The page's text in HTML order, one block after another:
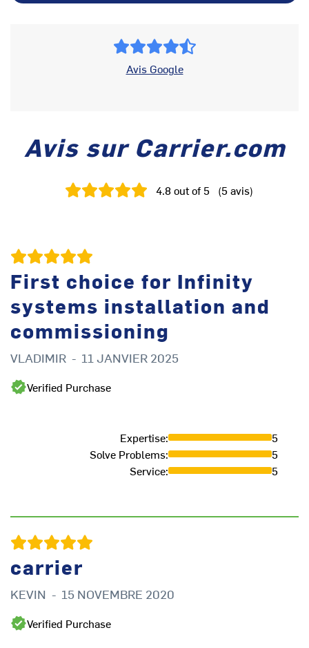
Avis Google
Avis sur Carrier.com
4.8out of 5 (5 avis)
First choice for Infinity
systems installation and
commissioning
VLADIMIR - 11 JANVIER 2025
Verified Purchase
Expertise:
5
Solve Problems:
5
Service: 5
carrier
KEVIN - 15 NOVEMBRE 2020
Verified Purchase